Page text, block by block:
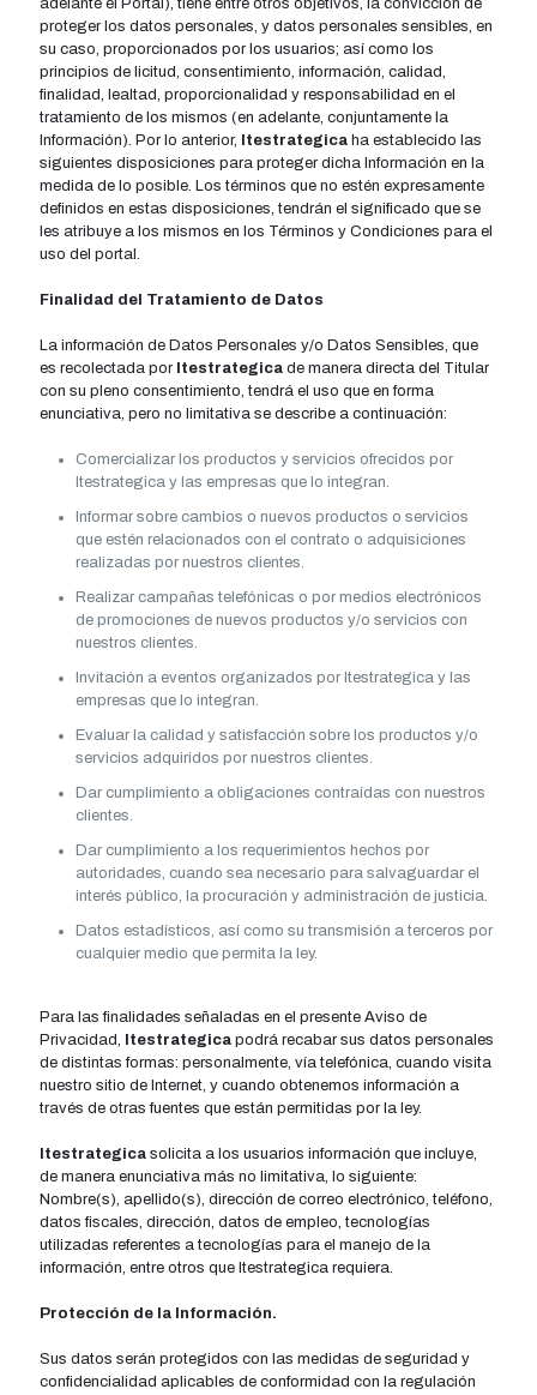
adelante el Portal), tiene entre otros objetivos, la convicción de
proteger los datos personales, y datos personales sensibles, en
su caso, proporcionados por los usuarios; así­ como los
principios de licitud, consentimiento, información, calidad,
finalidad, lealtad, proporcionalidad y responsabilidad en el
tratamiento de los mismos (en adelante, conjuntamente la
Información). Por lo anterior,
Itestrategica ha establecido las
siguientes disposiciones para proteger dicha Información en la
medida de lo posible. Los términos que no estén expresamente
definidos en estas disposiciones, tendrán el significado que se
les atribuye a los mismos en los Términos y Condiciones para el
uso del portal.
Finalidad del Tratamiento de Datos
La información de Datos Personales y/o Datos Sensibles, que
es recolectada por Itestrategica de manera directa del Titular
con su pleno consentimiento, tendrá el uso que en forma
enunciativa, pero no limitativa se describe a continuación:
Comercializar los productos y servicios ofrecidos por
Itestrategica y las empresas que lo integran.
Informar sobre cambios o nuevos productos o servicios
que estén relacionados con el contrato o adquisiciones
realizadas por nuestros clientes.
Realizar campañas telefónicas o por medios electrónicos
de promociones de nuevos productos y/o servicios con
nuestros clientes.
Invitación a eventos organizados por Itestrategica y las
empresas que lo integran.
Evaluar la calidad y satisfacción sobre los productos y/o
servicios adquiridos por nuestros clientes.
Dar cumplimiento a obligaciones contraí­das con nuestros
clientes.
Dar cumplimiento a los requerimientos hechos por
autoridades, cuando sea necesario para salvaguardar el
interés público, la procuración y administración de justicia.
Datos estadí­sticos, así­ como su transmisión a terceros por
cualquier medio que permita la ley.
Para las finalidades señaladas en el presente Aviso de
Privacidad,
Itestrategica podrá recabar sus datos personales
de distintas formas: personalmente, ví­a telefónica, cuando visita
nuestro sitio de Internet, y cuando obtenemos información a
través de otras fuentes que están permitidas por la ley.
Itestrategica solicita a los usuarios información que incluye,
de manera enunciativa más no limitativa, lo siguiente:
Nombre(s), apellido(s), dirección de correo electrónico, teléfono,
datos fiscales, dirección, datos de empleo, tecnologí­as
utilizadas referentes a tecnologí­as para el manejo de la
información, entre otros que Itestrategica requiera.
Protección de la Información.
Sus datos serán protegidos con las medidas de seguridad y
confidencialidad aplicables de conformidad con la regulación